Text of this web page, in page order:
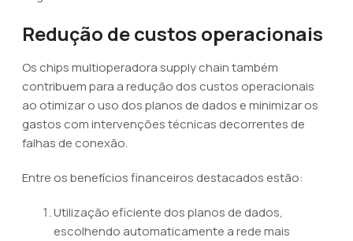
Redução de custos operacionais
Os chips multioperadora supply chain também
contribuem para a redução dos custos operacionais
ao otimizar o uso dos planos de dados e minimizar os
gastos com intervenções técnicas decorrentes de
falhas de conexão.
Entre os benefícios financeiros destacados estão:
Utilização eficiente dos planos de dados,
escolhendo automaticamente a rede mais